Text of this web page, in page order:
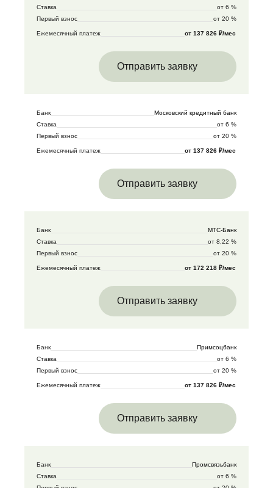
Ставка
от 6 %
Первый взнос
от 20 %
Ежемесячный платеж от 137 826 ₽/мес
Отправить заявку
Банк
Московский кредитный банк
Ставка
от 6 %
Первый взнос
от 20 %
Ежемесячный платеж от 137 826 ₽/мес
Отправить заявку
Банк
МТС-Банк
Ставка
от 8,22 %
Первый взнос
от 20 %
Ежемесячный платеж от 172 218 ₽/мес
Отправить заявку
Банк
Примсоцбанк
Ставка
от 6 %
Первый взнос
от 20 %
Ежемесячный платеж от 137 826 ₽/мес
Отправить заявку
Банк
Промсвязьбанк
Ставка
от 6 %